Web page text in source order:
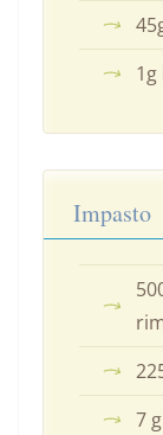
Impasto
7